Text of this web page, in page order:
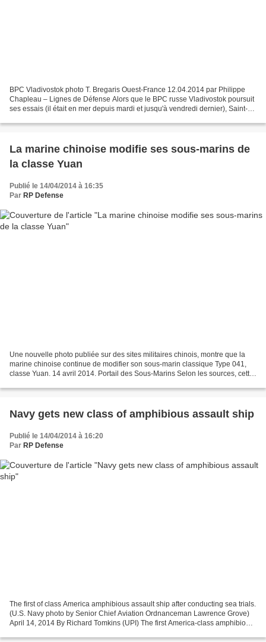
BPC Vladivostok photo T. Bregaris Ouest-France 12.04.2014 par Philippe
Chapleau – Lignes de Défense Alors que le BPC russe Vladivostok poursuit
ses essais (il était en mer depuis mardi et jusqu'à vendredi dernier), Saint-
La marine chinoise modifie ses sous-marins de
la classe Yuan
Publié le 14/04/2014 à 16:35
Par RP Defense
Une nouvelle photo publiée sur des sites militaires chinois, montre que la
marine chinoise continue de modifier son sous-marin classique Type 041,
classe Yuan. 14 avril 2014. Portail des Sous-Marins Selon les sources, cette
Navy gets new class of amphibious assault ship
Publié le 14/04/2014 à 16:20
Par RP Defense
The first of class America amphibious assault ship after conducting sea trials.
(U.S. Navy photo by Senior Chief Aviation Ordnanceman Lawrence Grove)
April 14, 2014 By Richard Tomkins (UPI) The first America-class amphibious